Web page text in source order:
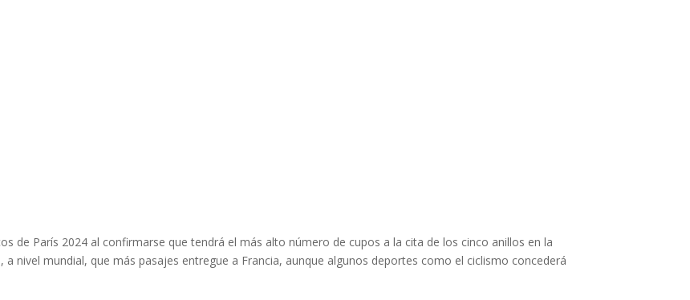
de París 2024 al confirmarse que tendrá el más alto número de cupos a la cita de los cinco anillos en la
nivel mundial, que más pasajes entregue a Francia, aunque algunos deportes como el ciclismo concederá